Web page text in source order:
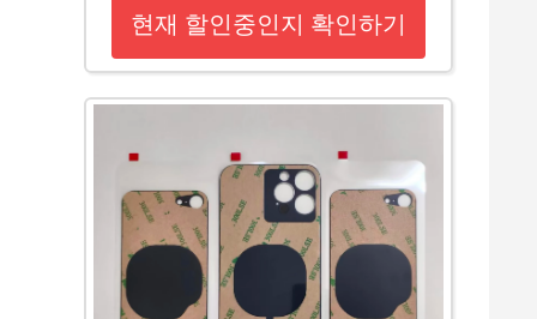
현재 할인중인지 확인하기